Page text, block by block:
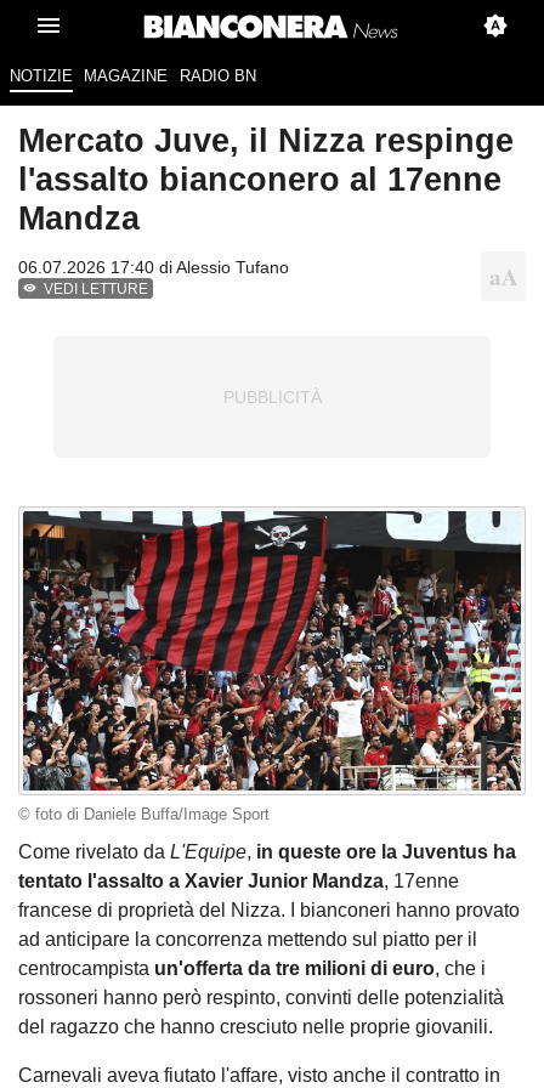
NOTIZIE MAGAZINE RADIO BN
Mercato Juve, il Nizza respinge
l'assalto bianconero al 17enne
Mandza
06.07.2026 17:40 diAlessio Tufano
VEDI LETTURE
© foto di Daniele Buffa/Image Sport
Come rivelato da L'Equipe, in queste ore la Juventus ha
tentato l'assalto a Xavier Junior Mandza, 17enne
francese di proprietà del Nizza. I bianconeri hanno provato
ad anticipare la concorrenza mettendo sul piatto per il
centrocampista un'offerta da tre milioni di euro, che i
rossoneri hanno però respinto, convinti delle potenzialità
del ragazzo che hanno cresciuto nelle proprie giovanili.
Carnevali aveva fiutato l'affare, visto anche il contratto in